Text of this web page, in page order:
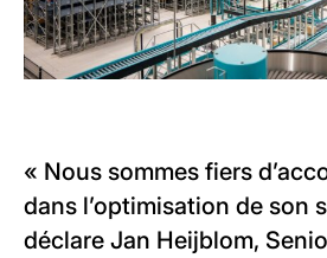
« Nous sommes fiers
dans l’optimisation de son
déclare Jan Heijblom,